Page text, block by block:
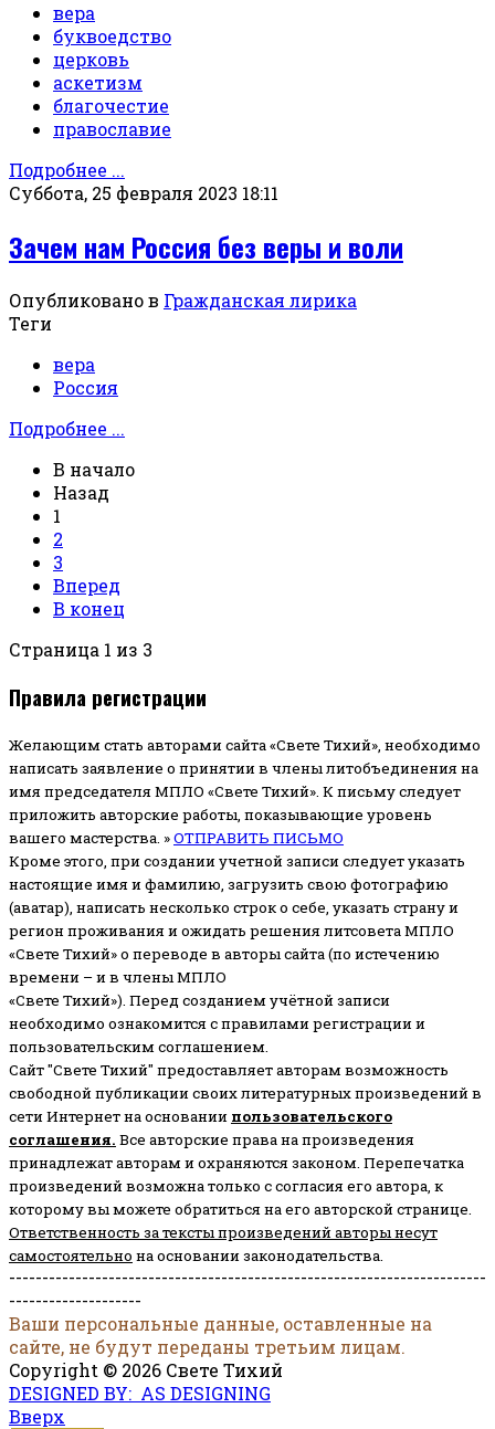
вера
буквоедство
церковь
аскетизм
благочестие
православие
Подробнее ...
Суббота, 25 февраля 2023 18:11
Зачем нам Россия без веры и воли
Опубликовано в Гражданская лирика
Теги
вера
Россия
Подробнее ...
В начало
Назад
1
2
3
Вперед
В конец
Страница 1 из 3
Правила регистрации
Желающим стать авторами сайта «Свете Тихий», необходимо
написать заявление о принятии в члены литобъединения на
имя председателя МПЛО «Свете Тихий». К письму следует
приложить авторские работы, показывающие уровень
вашего мастерства. »ОТПРАВИТЬ ПИСЬМО
Кроме этого, при создании учетной записи следует указать
настоящие имя и фамилию, загрузить свою фотографию
(аватар), написать несколько строк о себе, указать страну и
регион проживания и ожидать решения литсовета МПЛО
«Свете Тихий» о переводе в авторы сайта (по истечению
времени – и в члены МПЛО
«Свете Тихий»). Перед созданием учётной записи
необходимо ознакомится с правилами регистрации и
пользовательским соглашением.
Сайт "Свете Тихий" предоставляет авторам возможность
свободной публикации своих литературных произведений в
сети Интернет на основании пользовательского
соглашения. Все авторские права на произведения
принадлежат авторам и охраняются законом. Перепечатка
произведений возможна только с согласия его автора, к
которому вы можете обратиться на его авторской странице.
Ответственность за тексты произведений авторы несут
самостоятельно на основании законодательства.
------------------------------------------------------------------------
--------------------
Ваши персональные данные, оставленные на
сайте, не будут переданы третьим лицам.
Copyright © 2026 Свете Тихий
DESIGNED BY: AS DESIGNING
Вверх